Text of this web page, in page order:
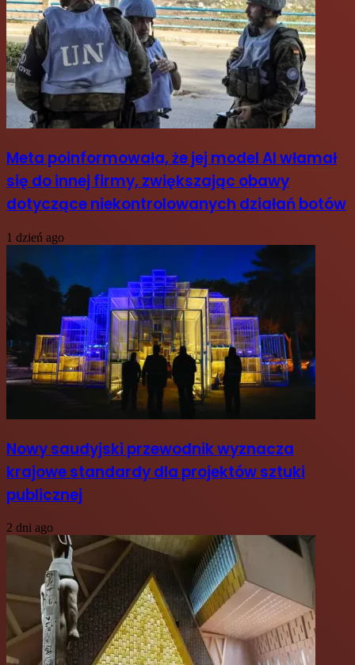
Meta poinformowała, że jej model AI włamał
się do innej firmy, zwiększając obawy
dotyczące niekontrolowanych działań botów
1 dzień ago
Nowy saudyjski przewodnik wyznacza
krajowe standardy dla projektów sztuki
publicznej
2 dni ago